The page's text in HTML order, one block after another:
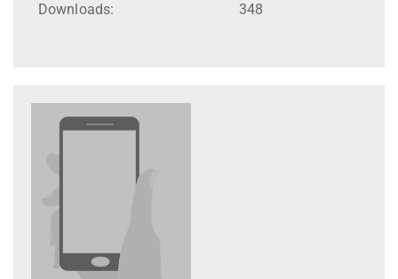
Downloads: 348